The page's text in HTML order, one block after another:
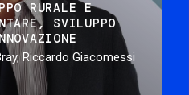
RURALE E
SVILUPPO
Riccardo Giacomessi